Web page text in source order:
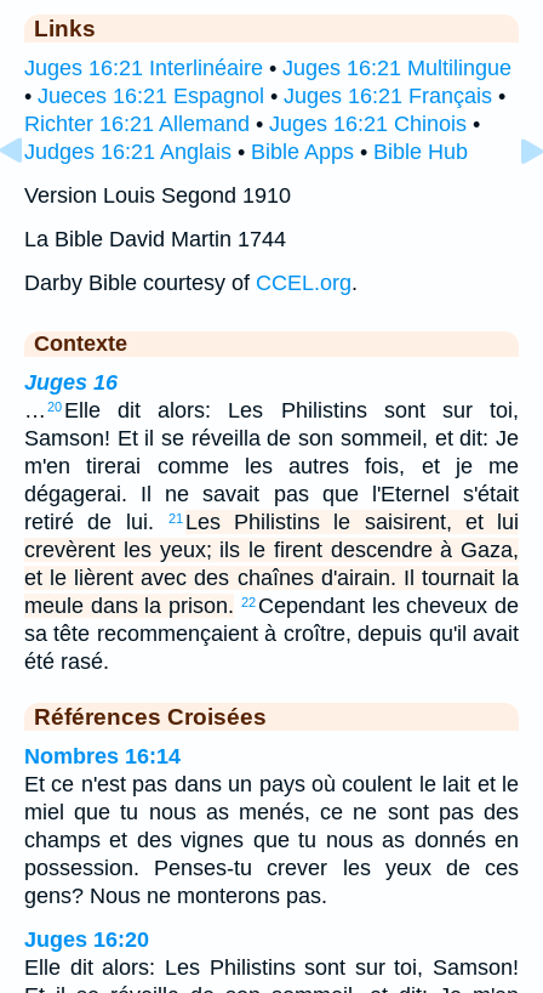
Links
Juges 16:21 Interlinéaire • Juges 16:21 Multilingue
• Jueces 16:21 Espagnol • Juges 16:21 Français •
Richter 16:21 Allemand • Juges 16:21 Chinois •
Judges 16:21 Anglais • Bible Apps • Bible Hub
Version Louis Segond 1910
La Bible David Martin 1744
Darby Bible courtesy of CCEL.org.
Contexte
Juges 16
… 20 Elle dit alors: Les Philistins sont sur toi,
Samson! Et il se réveilla de son sommeil, et dit: Je
m'en tirerai comme les autres fois, et je me
dégagerai. Il ne savait pas que l'Eternel s'était
retiré de lui.
21 Les Philistins le saisirent, et lui
crevèrent les yeux; ils le firent descendre à Gaza,
et le lièrent avec des chaînes d'airain. Il tournait la
meule dans la prison.
22 Cependant les cheveux de
sa tête recommençaient à croître, depuis qu'il avait
été rasé.
Références Croisées
Nombres 16:14
Et ce n'est pas dans un pays où coulent le lait et le
miel que tu nous as menés, ce ne sont pas des
champs et des vignes que tu nous as donnés en
possession. Penses-tu crever les yeux de ces
gens? Nous ne monterons pas.
Juges 16:20
Elle dit alors: Les Philistins sont sur toi, Samson!